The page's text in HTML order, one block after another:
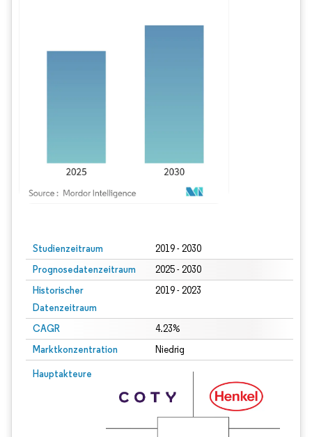
Studienzeitraum 2019 - 2030
Prognosedatenzeitraum 2025 - 2030
Historischer
Datenzeitraum
2019 - 2023
CAGR 4.23%
Marktkonzentration Niedrig
Hauptakteure